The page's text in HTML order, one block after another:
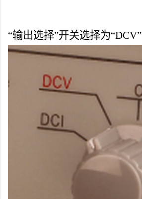
“输出选择”开关选择为“DCV”